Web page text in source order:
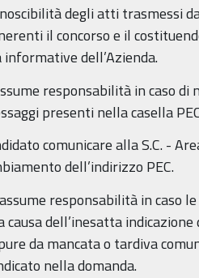
degli atti trasmessi
il concorso e il
dell’Azienda.
responsabilità in caso
presenti nella casella
comunicare alla S.C. -
dell’indirizzo PEC.
assume responsabilità in caso
dell’inesatta
da mancata o tardiva
nella domanda.